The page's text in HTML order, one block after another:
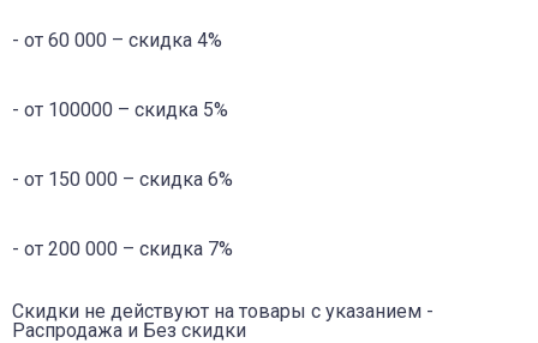
- от 60 000 – скидка 4%
- от 100000 – скидка 5%
- от 150 000 – скидка 6%
- от 200 000 – скидка 7%
Скидки не действуют на товары с указанием -
Распродажа и Без скидки